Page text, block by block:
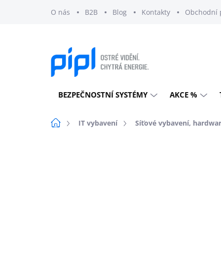
O nás B2B Blog Kontakty Obchodní
BEZPEČNOSTNÍ SYSTÉMY AKCE %
DomůIT vybavení Síťové vybavení,